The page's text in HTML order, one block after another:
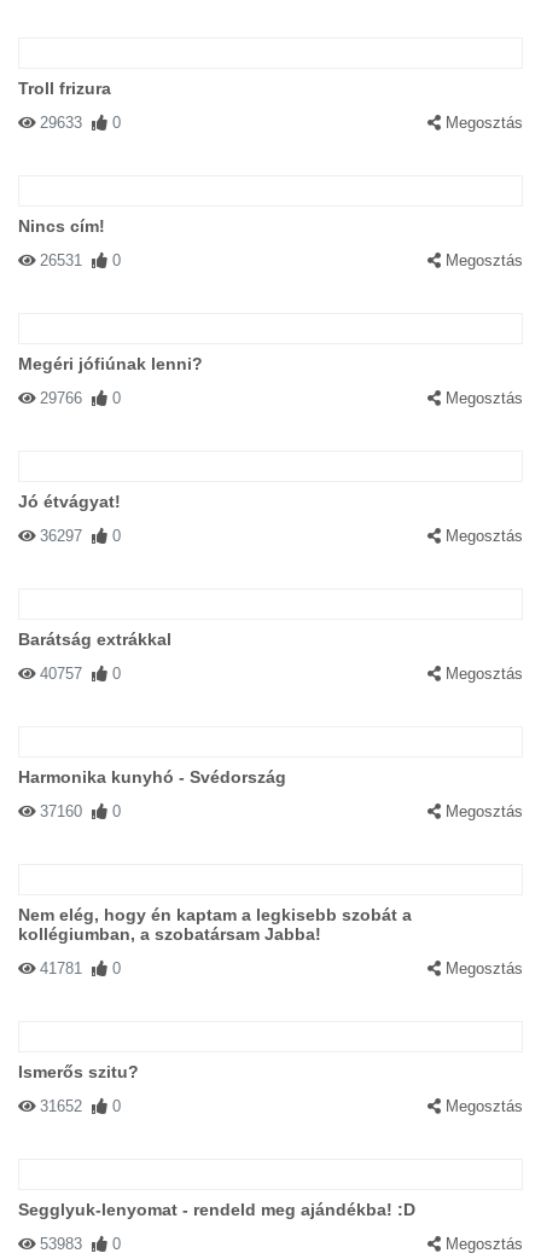
Troll frizura
29633 0 Megosztás
Nincs cím!
26531 0 Megosztás
Megéri jófiúnak lenni?
29766 0 Megosztás
Jó étvágyat!
36297 0 Megosztás
Barátság extrákkal
40757 0 Megosztás
Harmonika kunyhó - Svédország
37160 0 Megosztás
Nem elég, hogy én kaptam a legkisebb szobát a
kollégiumban, a szobatársam Jabba!
41781 0 Megosztás
Ismerős szitu?
31652 0 Megosztás
Segglyuk-lenyomat - rendeld meg ajándékba! :D
53983 0 Megosztás